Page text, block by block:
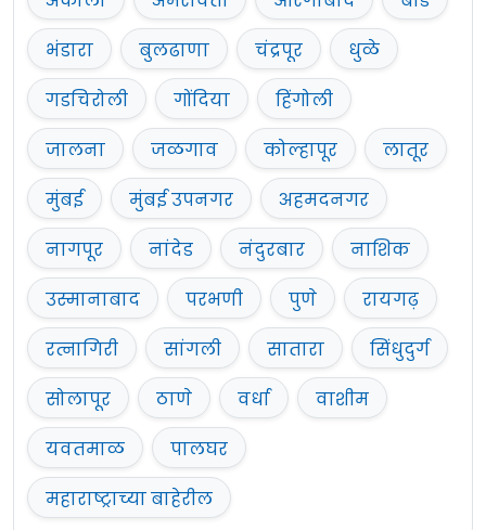
भंडारा
बुलढाणा चंद्रपूर
धुळे
गडचिरोली
गोंदिया
हिंगोली
जालना
जळगाव कोल्हापूर
लातूर
मुंबई
मुंबई उपनगर
अहमदनगर
नागपूर
नांदेड नंदुरबार
नाशिक
उस्मानाबाद
परभणी पुणे
रायगढ़
रत्नागिरी
सांगली सातारा
सिंधुदुर्ग
सोलापूर
ठाणे वर्धा
वाशीम
यवतमाळ
पालघर
महाराष्ट्राच्या बाहेरील